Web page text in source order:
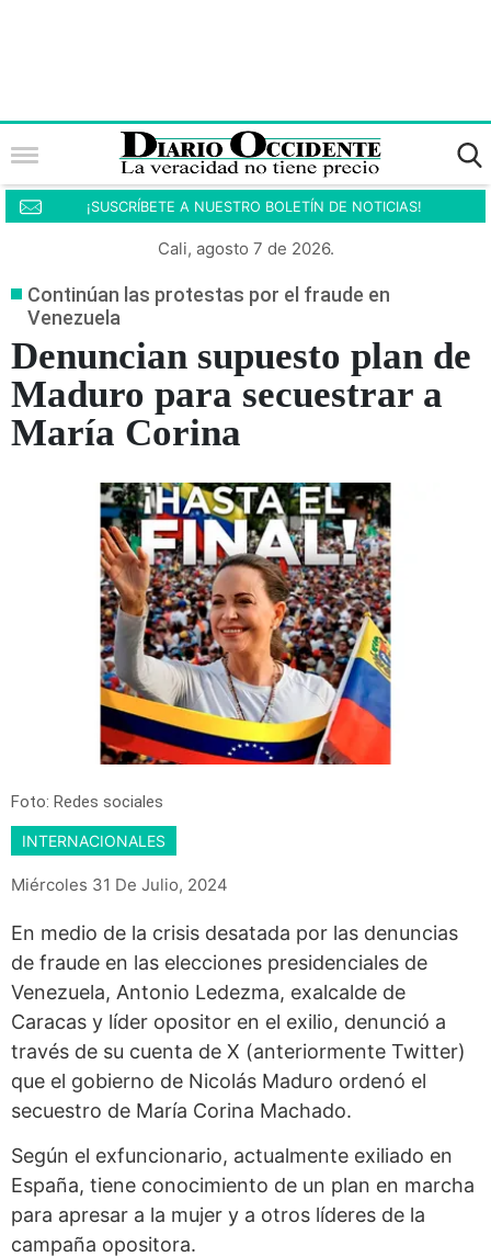
¡SUSCRÍBETE A NUESTRO BOLETÍN DE NOTICIAS!
Cali, agosto 7 de 2026.
Continúan las protestas por el fraude en
Venezuela
Denuncian supuesto plan de
Maduro para secuestrar a
María Corina
Foto: Redes sociales
INTERNACIONALES
Miércoles 31 De Julio, 2024
En medio de la crisis desatada por las denuncias
de fraude en las elecciones presidenciales de
Venezuela, Antonio Ledezma, exalcalde de
Caracas y líder opositor en el exilio, denunció a
través de su cuenta de X (anteriormente Twitter)
que el gobierno de Nicolás Maduro ordenó el
secuestro de María Corina Machado.
Según el exfuncionario, actualmente exiliado en
España, tiene conocimiento de un plan en marcha
para apresar a la mujer y a otros líderes de la
campaña opositora.